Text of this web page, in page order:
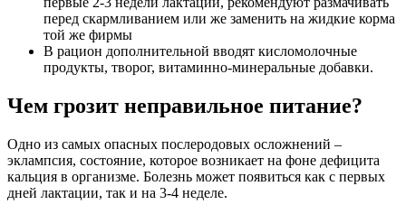
перед скармливанием или же заменить на жидкие корма
той же фирмы
В рацион дополнительной вводят кисломолочные
продукты, творог, витаминно-минеральные добавки.
Чем грозит неправильное питание?
Одно из самых опасных послеродовых осложнений –
эклампсия, состояние, которое возникает на фоне дефицита
кальция в организме. Болезнь может появиться как с первых
дней лактации, так и на 3-4 неделе.